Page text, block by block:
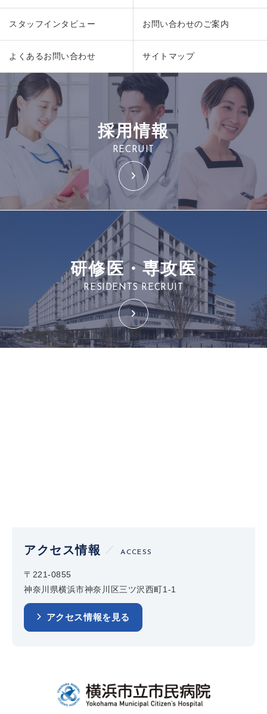
スタッフインタビュー お問い合わせのご案内
よくあるお問い合わせ サイトマップ
採用情報
RECRUIT
研修医・専攻医
RESIDENTS RECRUIT
アクセス情報 ACCESS
〒221-0855
神奈川県横浜市神奈川区三ツ沢西町1-1
アクセス情報を見る